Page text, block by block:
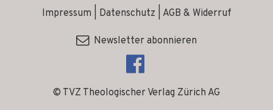
© TVZ Theologischer Verlag Zürich AG
Impressum Datenschutz AGB & Widerruf
Newsletter abonnieren